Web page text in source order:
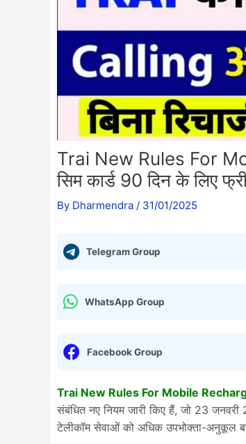
Trai New Rules For
सिम कार्ड 90 दिन के लिए
By Dharmendra / 31/01/2025
Telegram Group
WhatsApp Group
Facebook Group
Trai New Rules For Mobile
संबंधित नए नियम जारी किए हैं, जो 23 जनवरी
टेलीकॉम सेवाओं को अधिक उपभोक्ता-